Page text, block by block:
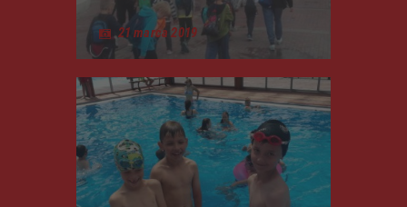
21 marca 2019